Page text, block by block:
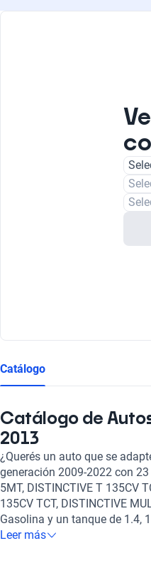
Catálogo
Catálogo de
2013
¿Querés un auto que se
generación 2009-2022 con 23
5MT, DISTINCTIVE T 135CV
135CV TCT, DISTINCTIVE
Gasolina y un tanque de 1.4,
Manual, Automático es el
Leer más